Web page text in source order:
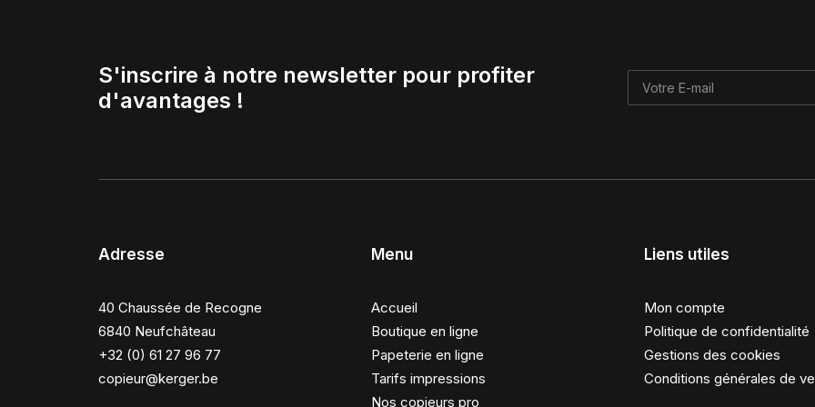
S'inscrire à notre newsletter pour profiter
d'avantages !
Adresse
40 Chaussée de Recogne
6840 Neufchâteau
+32 (0) 61 27 96 77
copieur@kerger.be
Menu
Accueil
Boutique en ligne
Papeterie en ligne
Tarifs impressions
Nos copieurs pro
Liens utiles
Mon compte
Politique de confidentialité
Gestions des cookies
Conditions générales de